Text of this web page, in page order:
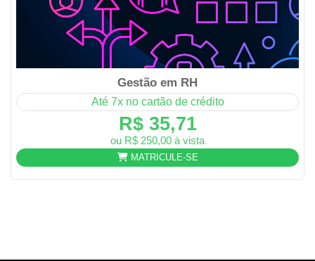
Gestão em RH
Até 7x no cartão de crédito
R$ 35,71
ou R$ 250,00 à vista
MATRICULE-SE